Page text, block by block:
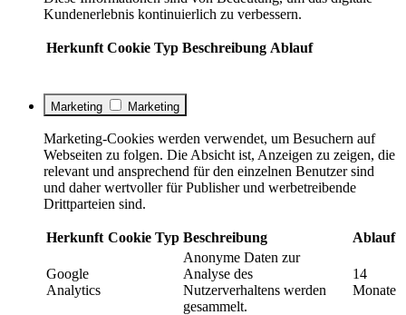
Kundenerlebnis kontinuierlich zu verbessern.
Herkunft Cookie Typ Beschreibung Ablauf
Marketing Marketing
Marketing-Cookies werden verwendet, um Besuchern auf
Webseiten zu folgen. Die Absicht ist, Anzeigen zu zeigen, die
relevant und ansprechend für den einzelnen Benutzer sind
und daher wertvoller für Publisher und werbetreibende
Drittparteien sind.
Herkunft Cookie Typ Beschreibung Ablauf
Google
Analytics
Anonyme Daten zur
Analyse des
Nutzerverhaltens werden
gesammelt.
14
Monate